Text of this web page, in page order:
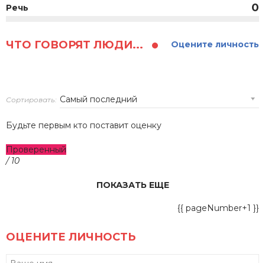
Речь 0
ЧТО ГОВОРЯТ ЛЮДИ... Оцените личность
Сортировать:
Будьте первым кто поставит оценку
Проверенный
/ 10
ПОКАЗАТЬ ЕЩЕ
{{ pageNumber+1 }}
ОЦЕНИТЕ ЛИЧНОСТЬ